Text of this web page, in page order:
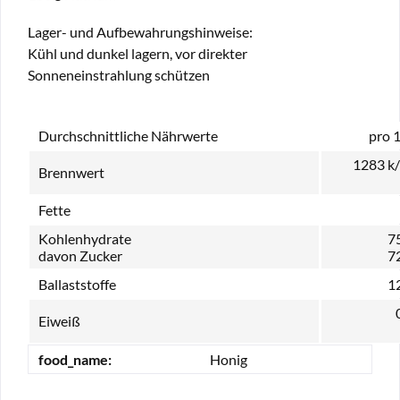
Lager- und Aufbewahrungshinweise:
Kühl und dunkel lagern, vor direkter
Sonneneinstrahlung schützen
Durchschnittliche Nährwerte pro
Brennwert 1283
Fette
Kohlenhydrate
davon Zucker
Ballaststoffe
Eiweiß
food_name: Honig